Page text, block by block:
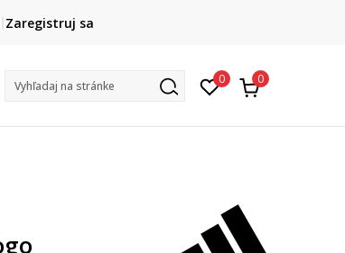
DOPRAVA ZADARMO
nad 80 € (neplatí pre Click&Collect)
Zaregistruj sa
Vyhľadaj na stránke 0 0